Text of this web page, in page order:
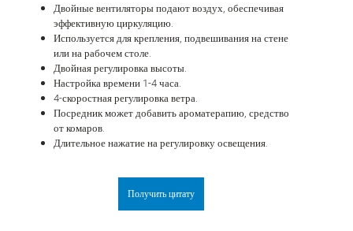
Двойные вентиляторы подают воздух, обеспечивая
эффективную циркуляцию.
Используется для крепления, подвешивания на стене
или на рабочем столе.
Двойная регулировка высоты.
Настройка времени 1-4 часа.
4-скоростная регулировка ветра.
Посредник может добавить ароматерапию, средство
от комаров.
Длительное нажатие на регулировку освещения.
Получить цитату